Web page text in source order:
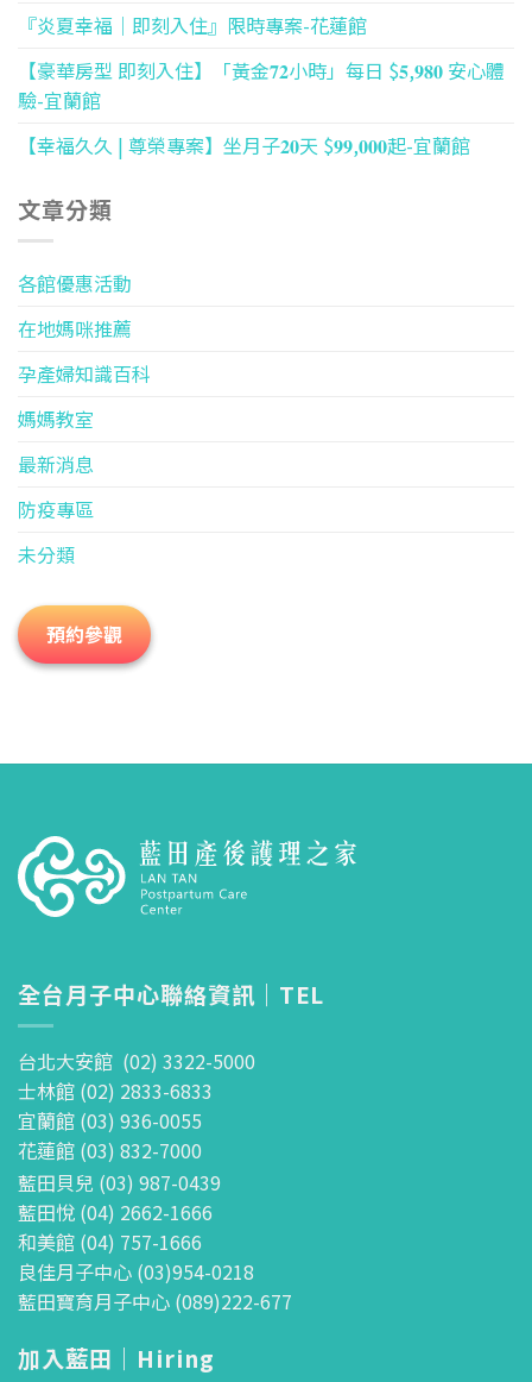
『炎夏幸福｜即刻入住』限時專案-花蓮館
【豪華房型 即刻入住】「黃金𝟕𝟐小時」每日 $𝟓,𝟗𝟖𝟎 安心體
驗-宜蘭館
【幸福久久 | 尊榮專案】坐月子𝟐𝟎天 $𝟗𝟗,𝟎𝟎𝟎起-宜蘭館
文章分類
各館優惠活動
在地媽咪推薦
孕產婦知識百科
媽媽教室
最新消息
防疫專區
未分類
預約參觀
全台月子中心聯絡資訊｜TEL
台北大安館 (02) 3322-5000
士林館 (02) 2833-6833
宜蘭館 (03) 936-0055
花蓮館 (03) 832-7000
藍田貝兒 (03) 987-0439
藍田悅 (04) 2662-1666
和美館 (04) 757-1666
良佳月子中心 (03)954-0218
藍田寶育月子中心 (089)222-677
加入藍田｜Hiring